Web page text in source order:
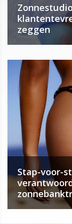
zeggen
Stap-voor-